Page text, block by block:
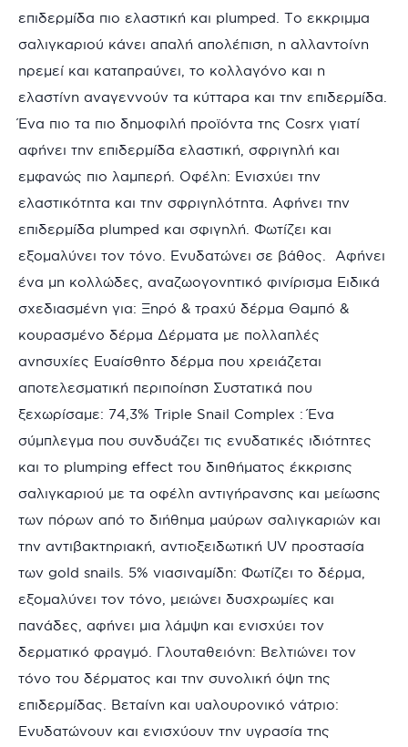
επιδερμίδα πιο ελαστική και plumped. Το εκκριμμα
σαλιγκαριού κάνει απαλή απολέπιση, η αλλαντοίνη
ηρεμεί και καταπραύνει, το κολλαγόνο και η
ελαστίνη αναγεννούν τα κύτταρα και την επιδερμίδα.
Ένα πιο τα πιο δημοφιλή προϊόντα της Cosrx γιατί
αφήνει την επιδερμίδα ελαστική, σφριγηλή και
εμφανώς πιο λαμπερή. Οφέλη: Ενισχύει την
ελαστικότητα και την σφριγηλότητα. Αφήνει την
επιδερμίδα plumped και σφιγηλή. Φωτίζει και
εξομαλύνει τον τόνο. Ενυδατώνει σε βάθος. Αφήνει
ένα μη κολλώδες, αναζωογονητικό φινίρισμα Ειδικά
σχεδιασμένη για: Ξηρό & τραχύ δέρμα Θαμπό &
κουρασμένο δέρμα Δέρματα με πολλαπλές
ανησυχίες Ευαίσθητο δέρμα που χρειάζεται
αποτελεσματική περιποίηση Συστατικά που
ξεχωρίσαμε: 74,3% Triple Snail Complex : Ένα
σύμπλεγμα που συνδυάζει τις ενυδατικές ιδιότητες
και το plumping effect του διηθήματος έκκρισης
σαλιγκαριού με τα οφέλη αντιγήρανσης και μείωσης
των πόρων από το διήθημα μαύρων σαλιγκαριών και
την αντιβακτηριακή, αντιοξειδωτική UV προστασία
των gold snails. 5% νιασιναμίδη: Φωτίζει το δέρμα,
εξομαλύνει τον τόνο, μειώνει δυσχρωμίες και
πανάδες, αφήνει μια λάμψη και ενισχύει τον
δερματικό φραγμό. Γλουταθειόνη: Βελτιώνει τον
τόνο του δέρματος και την συνολική όψη της
επιδερμίδας. Βεταίνη και υαλουρονικό νάτριο:
Ενυδατώνουν και ενισχύουν την υγρασία της